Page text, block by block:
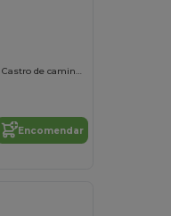
5 painéis de algodão Castro de caminhão
Encomendar